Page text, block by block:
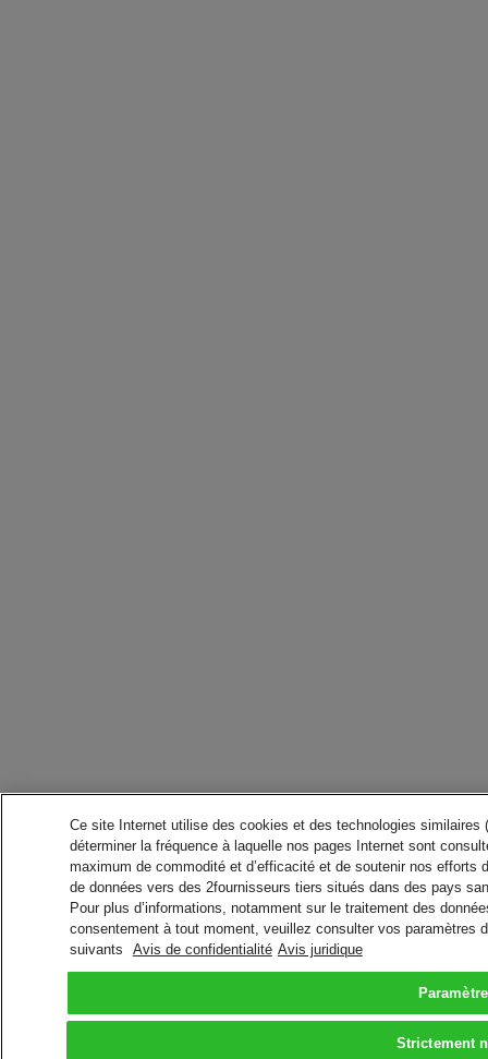
Ce site Internet utilise des cookies et des technologies
déterminer la fréquence à laquelle nos pages Internet sont
maximum de commodité et d’efficacité et de soutenir nos
de données vers des 2fournisseurs tiers situés dans des pays
Pour plus d’informations, notamment sur le traitement des
consentement à tout moment, veuillez consulter vos paramètres
suivants
Avis de confidentialité Avis juridique
Strictement